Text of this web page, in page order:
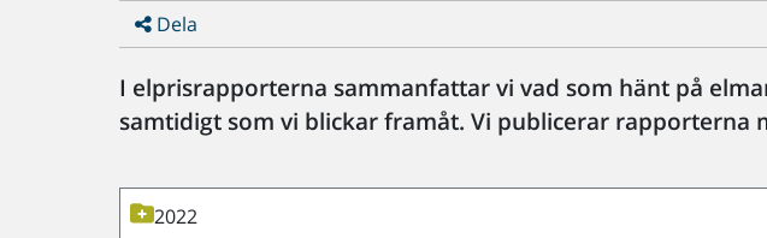
Dela
I elprisrapporterna sammanfattar vi vad som hänt på
samtidigt som vi blickar framåt. Vi publicerar rapporterna
2022